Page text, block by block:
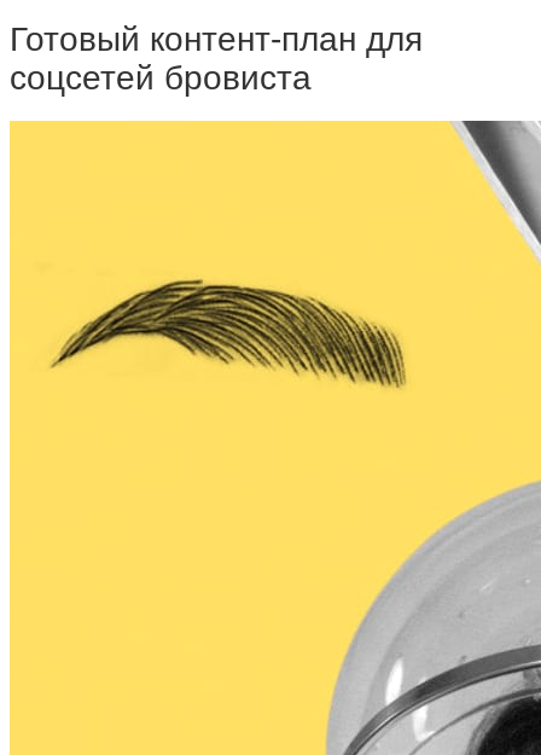
Готовый контент-план для
соцсетей бровиста